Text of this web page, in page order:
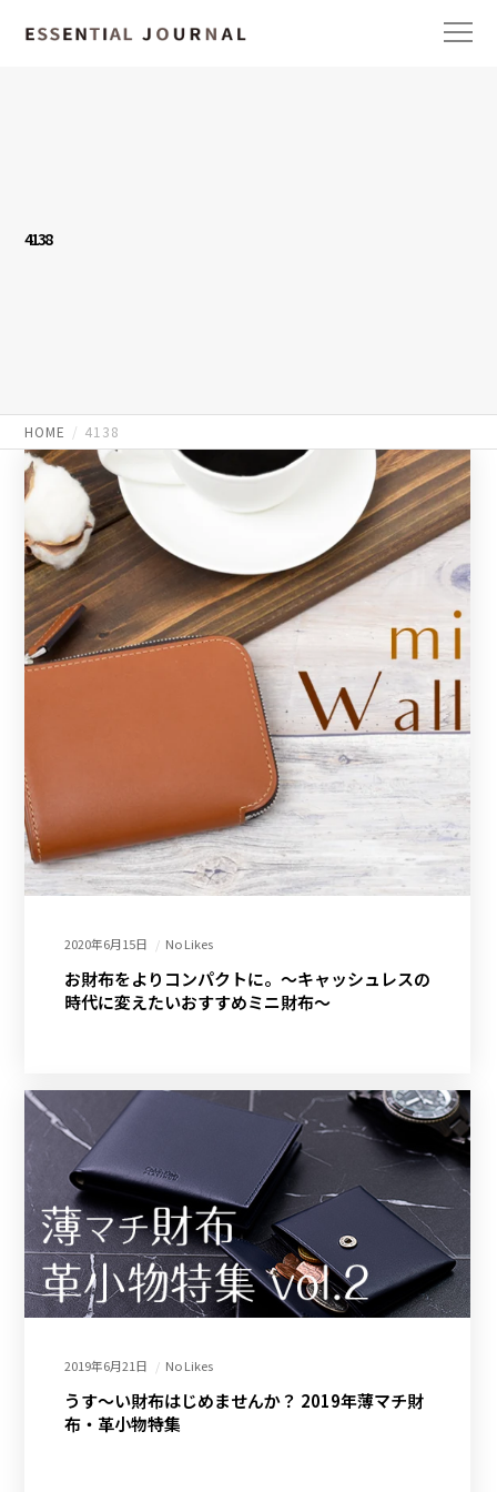
4138
HOME 4138
2020年6月15日 No Likes
お財布をよりコンパクトに。～キャッシュレスの
時代に変えたいおすすめミニ財布～
2019年6月21日 No Likes
うす～い財布はじめませんか？ 2019年薄マチ財
布・革小物特集